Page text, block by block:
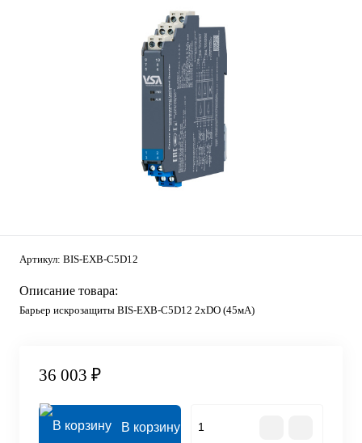
Артикул: BIS-EXB-C5D12
Описание товара:
Барьер искрозащиты BIS-EXB-C5D12 2хDO (45мА)
36 003 ₽
В корзину